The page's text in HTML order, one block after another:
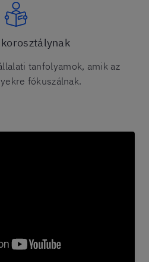
tanfolyamok, amik az
fókuszálnak.